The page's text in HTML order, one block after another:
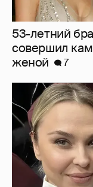
"Не буду её
высказалась
которой